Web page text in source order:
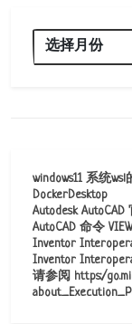
windows11 系统
DockerDesktop
Autodesk
AutoCAD 命令
Inventor
Inventor
请参阅 https:/